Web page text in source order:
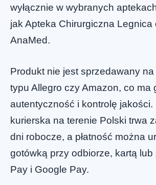
wyłącznie w wybranych
jak Apteka Chirurgiczna Legnica
AnaMed.
Produkt nie jest sprzedawany
typu Allegro czy Amazon, co ma
autentyczność i kontrolę jakości.
kurierska na terenie Polski trwa
dni robocze, a płatność można
gotówką przy odbiorze, kartą lub
Pay i Google Pay.